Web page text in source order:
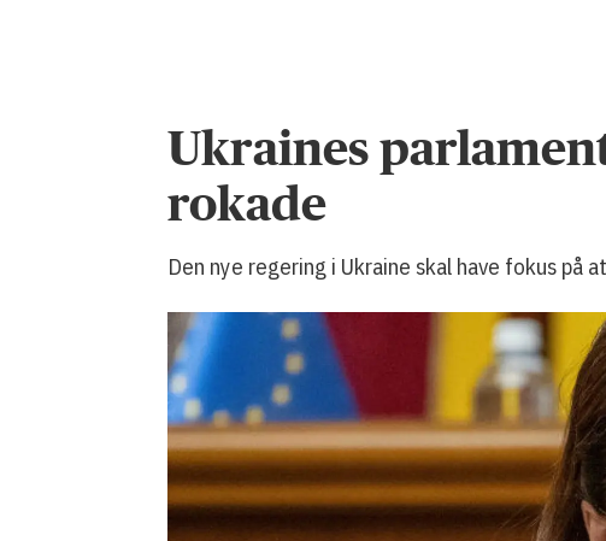
Ukraines
rokade
Den nye regering i Ukraine skal have fokus på